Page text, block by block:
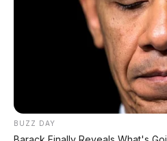
menggunakan
complete
tidak ada
dan roda (steer-by-wire),
kampas rem (EMB), dan
. Semua
Hasilnya:turning radius
kecil dari Toyota Camry!
BUZZ DAY